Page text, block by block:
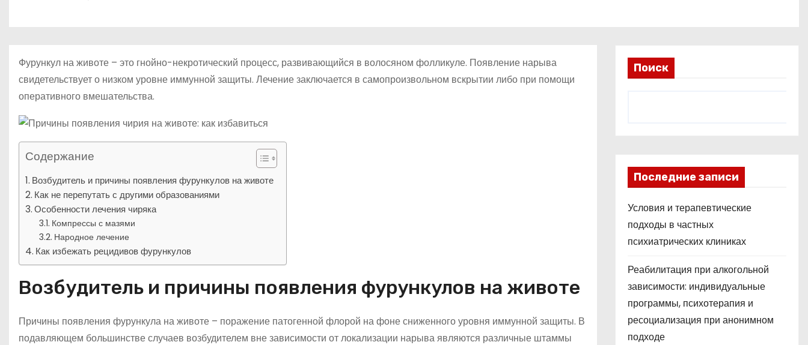
Фурункул на животе – это гнойно-некротический процесс, развивающийся в волосяном фолликуле. Появление нарыва
свидетельствует о низком уровне иммунной защиты. Лечение заключается в самопроизвольном вскрытии либо при помощи
оперативного вмешательства.
Содержание
Возбудитель и причины появления фурункулов на животе
Как не перепутать с другими образованиями
Особенности лечения чиряка
Компрессы с мазями
Народное лечение
Как избежать рецидивов фурункулов
Возбудитель и причины появления фурункулов на животе
Причины появления фурункула на животе – поражение патогенной флорой на фоне сниженного уровня иммунной защиты. В
подавляющем большинстве случаев возбудителем вне зависимости от локализации нарыва являются различные штаммы
Поиск
Последние записи
Условия и терапевтические
подходы в частных
психиатрических клиниках
Реабилитация при алкогольной
зависимости: индивидуальные
программы, психотерапия и
ресоциализация при анонимном
подходе